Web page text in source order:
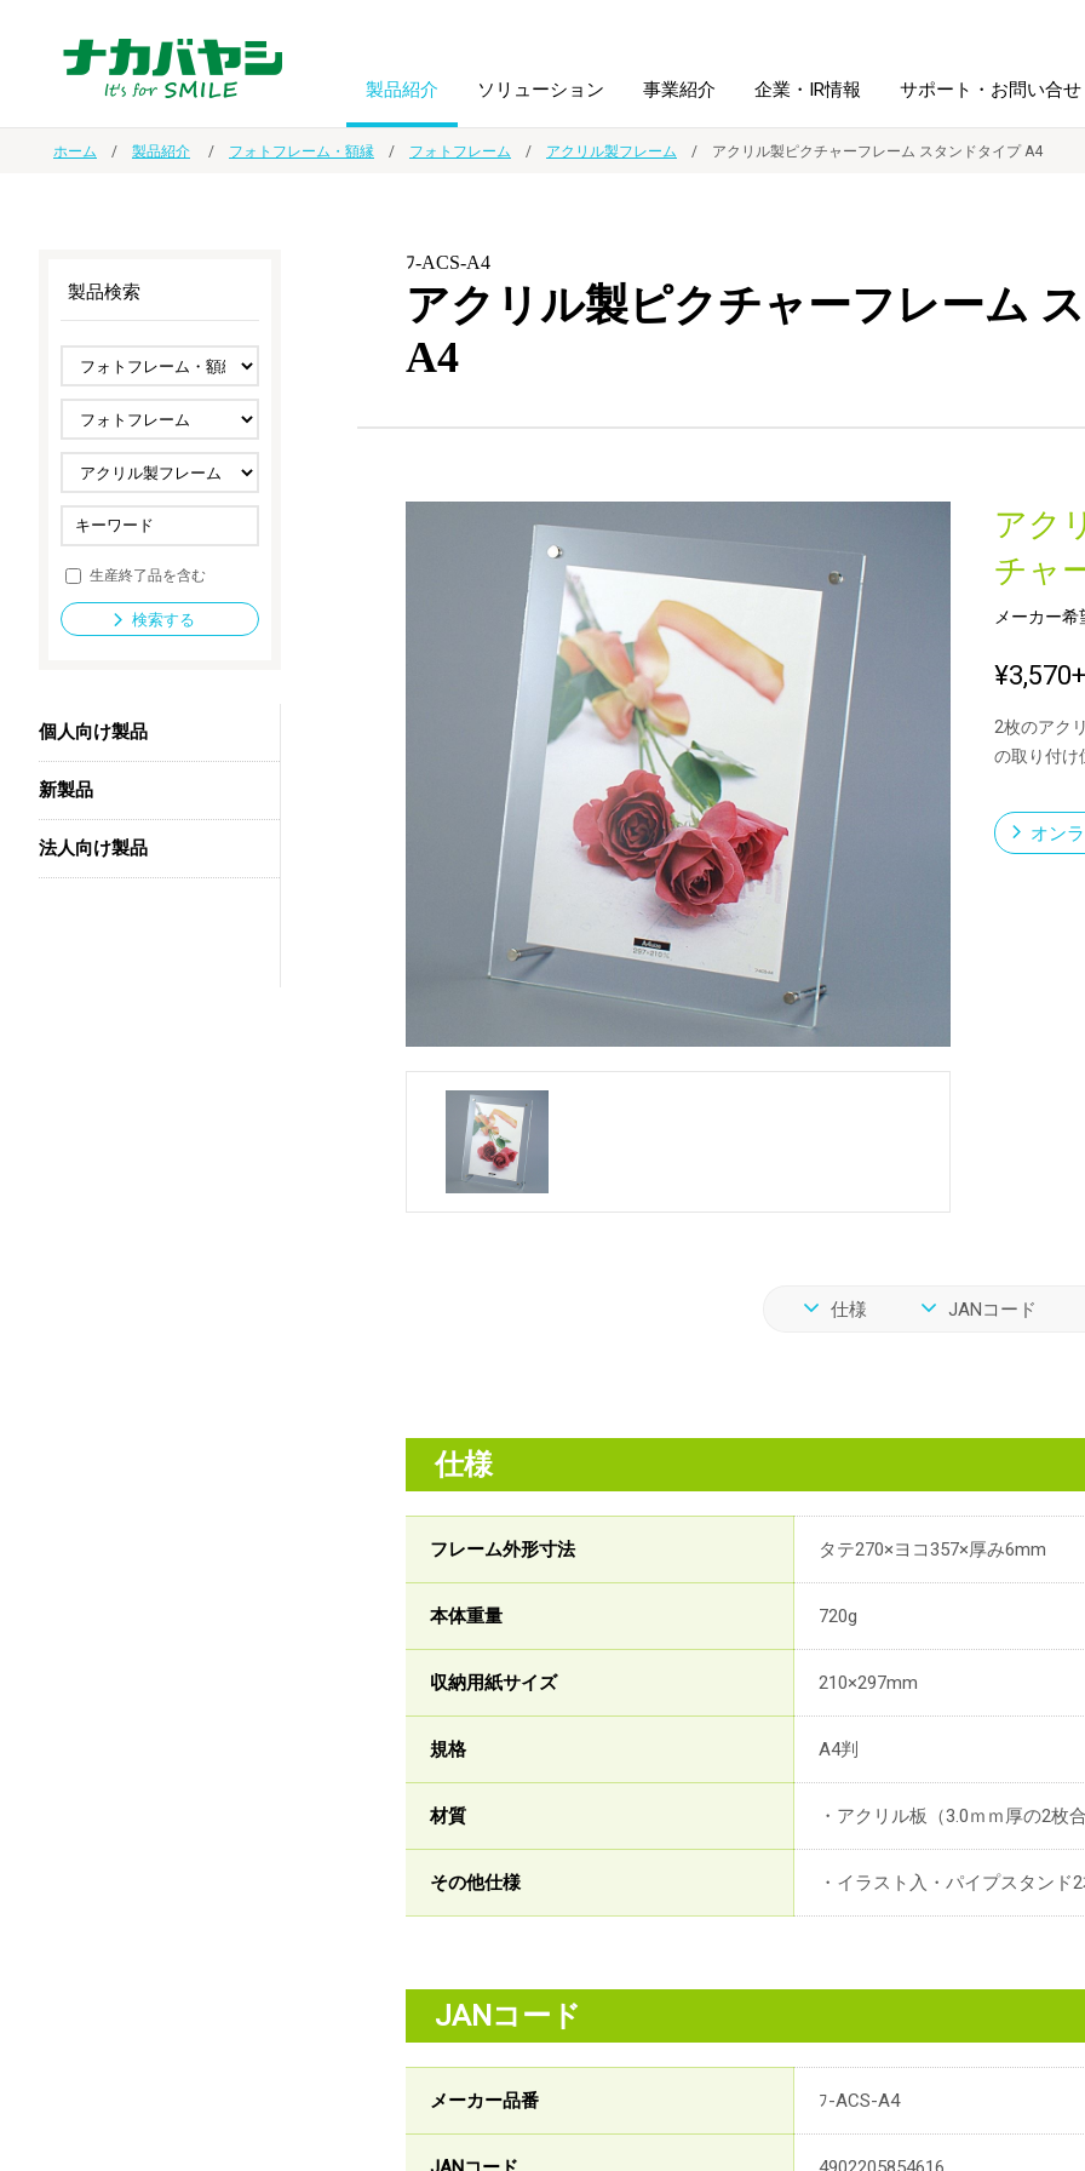
製品紹介
ノート・紙製品
ファイル・
ホルダー用品
スマートフォン・
タブレット関連
防災・
セキュリティ用品
法人向け製品 新製品一覧
ソリューション
オーダー手帳・ノベルティ制作 学校ソリューション
ドキュメントスキャニングサービス
導入事例
事業紹介 企業・IR情報
IR情報 沿革
サステナビリティ
サポート・お問い合せ
ホーム 製品紹介 フォトフレーム・額縁 フォトフレーム アクリル製フレーム アクリル製ピクチャーフレーム スタンドタイプ A4
ﾌ-ACS-A4
アクリル製ピクチャーフレーム
A4
アク
チャ
メーカー
¥3,570
2枚のアク
の取り付け
オン
仕様 JANコード
仕様
フレーム外形寸法 タテ270×ヨコ357×厚み6mm
本体重量 720g
収納用紙サイズ 210×297mm
規格 A4判
材質 ・アクリル板（3.0ｍｍ厚の2枚
その他仕様 ・イラスト入・パイプスタンド
JANコード
メーカー品番 ﾌ-ACS-A4
製品検索
生産終了品を含む
検索する
個人向け製品
新製品
法人向け製品